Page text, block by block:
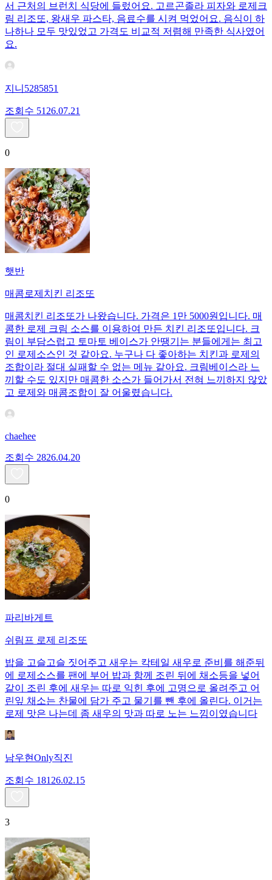
서 근처의 브런치 식당에 들렀어요. 고르곤졸라 피자와 로제크
림 리조또, 왕새우 파스타, 음료수를 시켜 먹었어요. 음식이 하
나하나 모두 맛있었고 가격도 비교적 저렴해 만족한 식사였어
요.
지니5285851
조회수 51 26.07.21
0
햇반
매콤로제치킨 리조또
매콤치킨 리조또가 나왔습니다. 가격은 1만 5000원입니다. 매
콤한 로제 크림 소스를 이용하여 만든 치킨 리조또입니다. 크
림이 부담스럽고 토마토 베이스가 안땡기는 분들에게는 최고
인 로제소스인 것 같아요. 누구나 다 좋아하는 치킨과 로제의
조합이라 절대 실패할 수 없는 메뉴 같아요. 크림베이스라 느
끼할 수도 있지만 매콤한 소스가 들어가서 전혀 느끼하지 않았
고 로제와 매콤조합이 잘 어울렸습니다.
chaehee
조회수 2826.04.20
0
파리바게트
쉬림프 로제 리조또
밥을 고슬고슬 짓어주고 새우는 칵테일 새우로 준비를 해준뒤
에 로제소스를 팬에 부어 밥과 함께 조린 뒤에 채소등을 넣어
같이 조린 후에 새우는 따로 익힌 후에 고명으로 올려주고 어
린잎 채소는 찬물에 담가 주고 물기를 뺀 후에 올린다. 이거는
로제 맛은 나는데 좀 새우의 맛과 따로 노는 느낌이였습니다
남우현Only직진
조회수 181 26.02.15
3